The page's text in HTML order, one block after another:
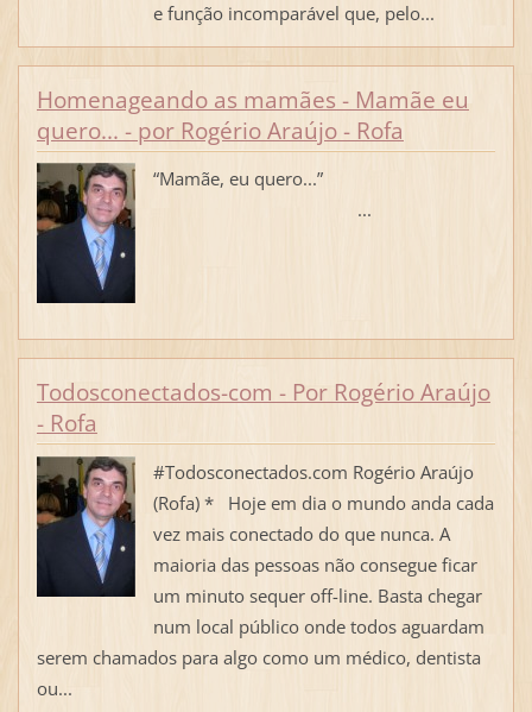
e função incomparável que, pelo...
Homenageando as mamães - Mamãe eu
quero... - por Rogério Araújo - Rofa
“Mamãe, eu quero...”
...
Todosconectados-com - Por Rogério Araújo
- Rofa
#Todosconectados.com Rogério Araújo
(Rofa) * Hoje em dia o mundo anda cada
vez mais conectado do que nunca. A
maioria das pessoas não consegue ficar
um minuto sequer off-line. Basta chegar
num local público onde todos aguardam
serem chamados para algo como um médico, dentista
ou...